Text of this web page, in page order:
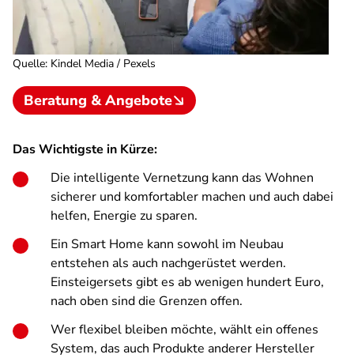
Quelle: Kindel Media / Pexels
Beratung & Angebote
Das Wichtigste in Kürze:
Die intelligente Vernetzung kann das Wohnen
sicherer und komfortabler machen und auch dabei
helfen, Energie zu sparen.
Ein Smart Home kann sowohl im Neubau
entstehen als auch nachgerüstet werden.
Einsteigersets gibt es ab wenigen hundert Euro,
nach oben sind die Grenzen offen.
Wer flexibel bleiben möchte, wählt ein offenes
System, das auch Produkte anderer Hersteller